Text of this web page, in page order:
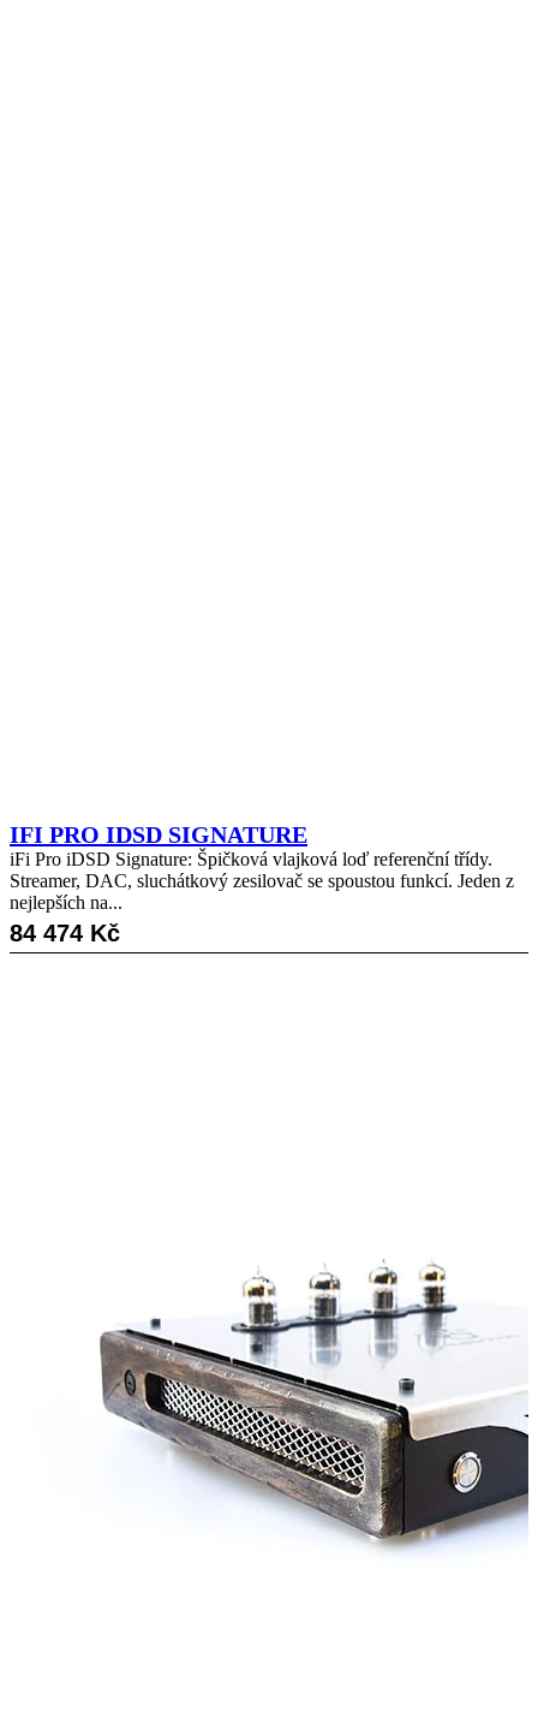
IFI PRO IDSD SIGNATURE
iFi Pro iDSD Signature: Špičková vlajková loď referenční třídy.
Streamer, DAC, sluchátkový zesilovač se spoustou funkcí. Jeden z
nejlepších na...
84 474 Kč